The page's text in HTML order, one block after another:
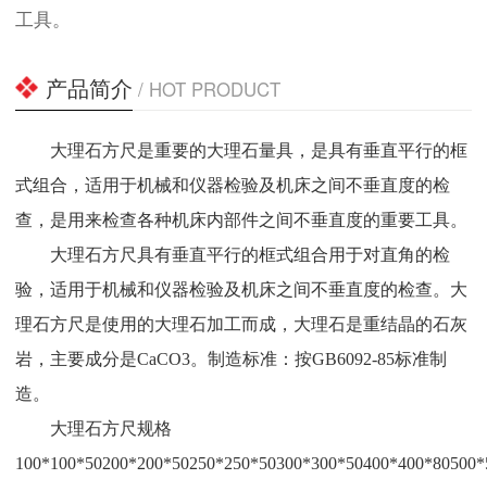
工具。
产品简介 / HOT PRODUCT
大理石方尺是重要的大理石量具，是具有垂直平行的框
式组合，适用于机械和仪器检验及机床之间不垂直度的检
查，是用来检查各种机床内部件之间不垂直度的重要工具。
大理石方尺具有垂直平行的框式组合用于对直角的检
验，适用于机械和仪器检验及机床之间不垂直度的检查。大
理石方尺是使用的大理石加工而成，大理石是重结晶的石灰
岩，主要成分是CaCO3。制造标准：按GB6092-85标准制
造。
大理石方尺规格